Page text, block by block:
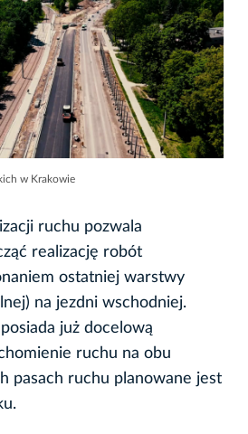
w Krakowie
ruchu pozwala
realizację robót
ostatniej warstwy
na jezdni wschodniej.
już docelową
ruchu na obu
pasach ruchu planowane jest